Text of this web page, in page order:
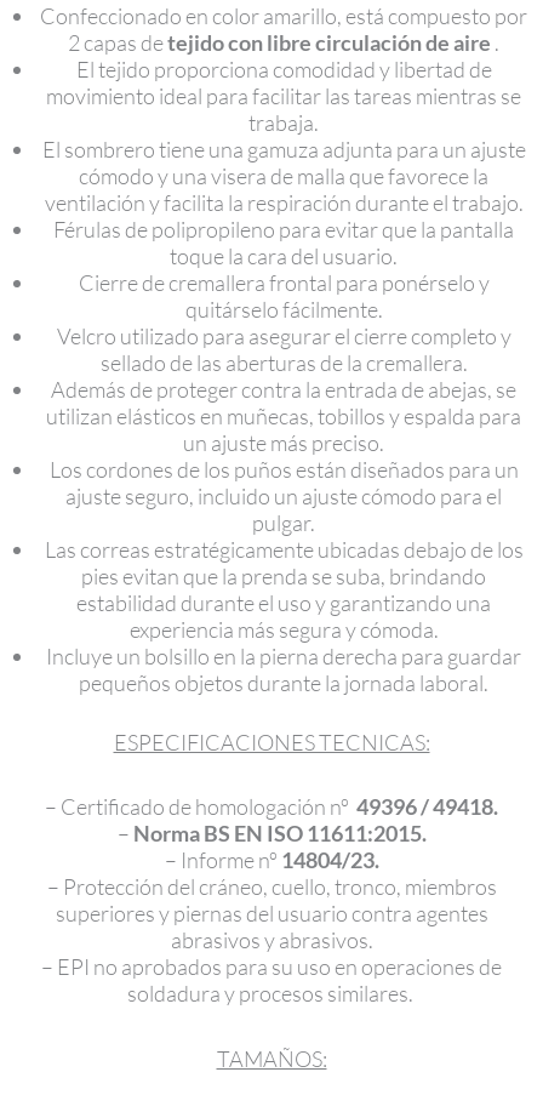
Confeccionado en color amarillo, está compuesto por
2 capas detejidoconlibre circulación de aire .
El tejido proporciona comodidad y libertad de
movimiento ideal para facilitar las tareas mientras se
trabaja.
El sombrero tiene una gamuza adjunta para un ajuste
cómodo y una visera de malla que favorece la
ventilación y facilita la respiración durante el trabajo.
Férulas de polipropileno para evitar que la pantalla
toque la cara del usuario.
Cierre de cremallera frontal para ponérselo y
quitárselo fácilmente.
Velcro utilizado para asegurar el cierre completo y
sellado de las aberturas de la cremallera.
Además de proteger contra la entrada de abejas, se
utilizan elásticos en muñecas, tobillos y espalda para
un ajuste más preciso.
Los cordones de los puños están diseñados para un
ajuste seguro, incluido un ajuste cómodo para el
pulgar.
Las correas estratégicamente ubicadas debajo de los
pies evitan que la prenda se suba, brindando
estabilidad durante el uso y garantizando una
experiencia más segura y cómoda.
Incluye un bolsillo en la pierna derecha para guardar
pequeños objetos durante la jornada laboral.
ESPECIFICACIONES TECNICAS:
– Certificado de homologación nº 49396 / 49418.
– Norma BS EN ISO 11611:2015.
– Informe nº 14804/23.
– Protección del cráneo, cuello, tronco, miembros
superiores y piernas del usuario contra agentes
abrasivos y abrasivos.
– EPI no aprobados para su uso en operaciones de
soldadura y procesos similares.
TAMAÑOS: